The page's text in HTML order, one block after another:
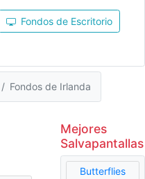
Fondos de Escritorio
Fondos de Irlanda
Mejores
Salvapantallas
Butterflies